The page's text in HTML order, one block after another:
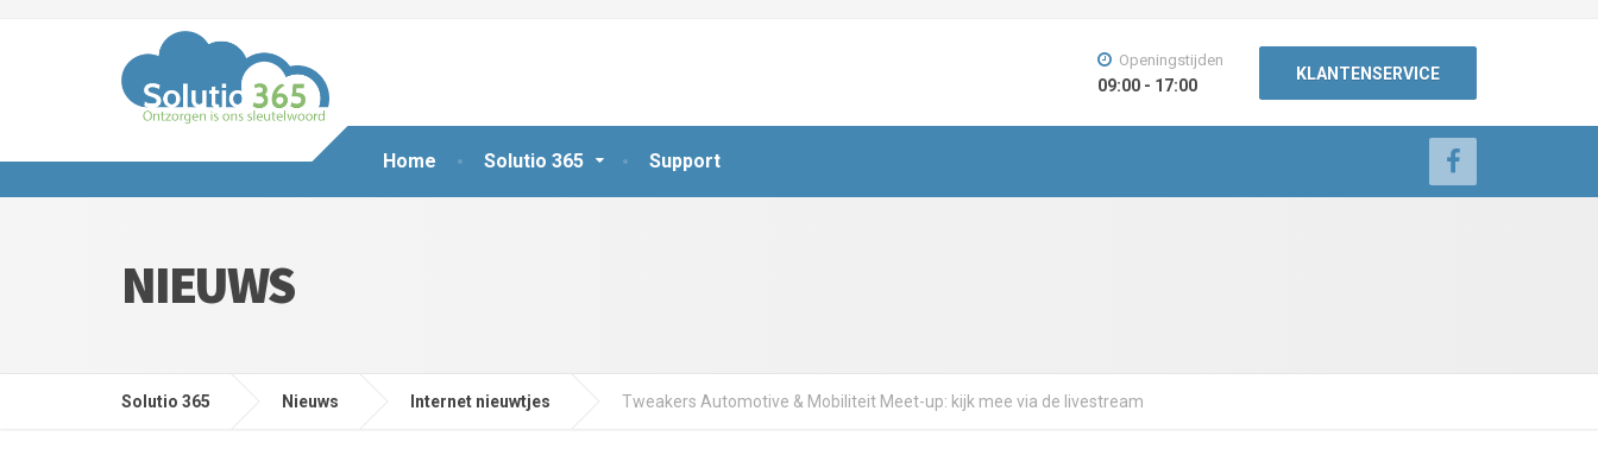
Home Solutio 365 Support
Openingstijden
09:00 - 17:00
KLANTENSERVICE
NIEUWS
Solutio 365 Nieuws Internet nieuwtjes Tweakers Automotive & Mobiliteit Meet-up: kijk mee via de livestream